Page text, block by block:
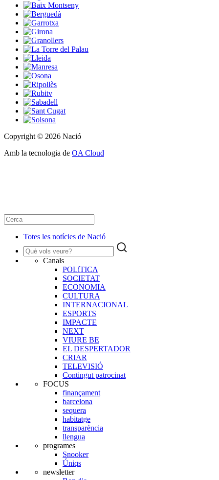
Copyright © 2026 Nació
Amb la tecnologia de OA Cloud
Totes les notícies de Nació
Canals
POLíTICA
SOCIETAT
ECONOMIA
CULTURA
INTERNACIONAL
ESPORTS
IMPACTE
NEXT
VIURE BE
EL DESPERTADOR
CRIAR
TELEVISIÓ
Contingut patrocinat
FOCUS
finançament
barcelona
sequera
habitatge
transparència
llengua
programes
Snooker
Úniqs
newsletter